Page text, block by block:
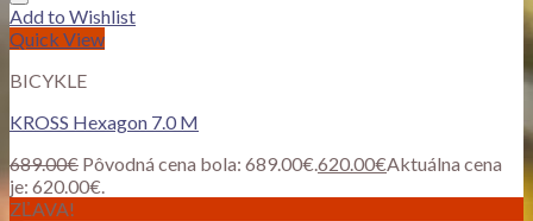
Add to Wishlist
Quick View
BICYKLE
KROSS Hexagon 7.0 M
689.00€ Pôvodná cena bola: 689.00€. 620.00€Aktuálna cena
je: 620.00€.
ZĽAVA!